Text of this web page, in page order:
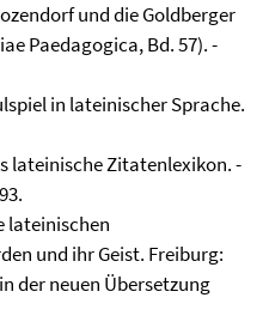
und die Goldberger
Paedagogica, Bd. 57). -
in lateinischer Sprache.
lateinische Zitatenlexikon. -
lateinischen
und ihr Geist. Freiburg:
der neuen Übersetzung